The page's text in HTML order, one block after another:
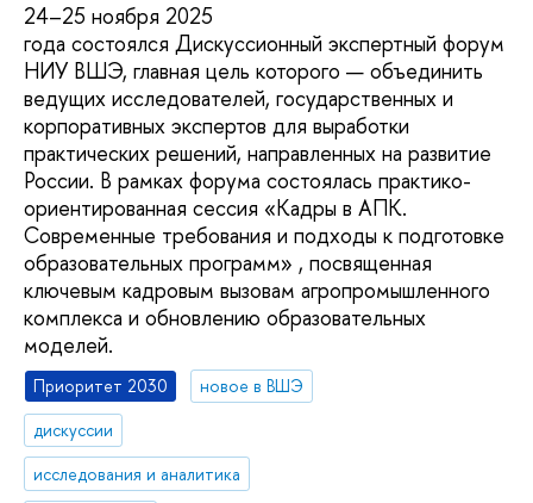
24–25 ноября 2025
года состоялся Дискуссионный экспертный форум
НИУ ВШЭ, главная цель которого — объединить
ведущих исследователей, государственных и
корпоративных экспертов для выработки
практических решений, направленных на развитие
России. В рамках форума состоялась практико-
ориентированная сессия «Кадры в АПК.
Современные требования и подходы к подготовке
образовательных программ» , посвященная
ключевым кадровым вызовам агропромышленного
комплекса и обновлению образовательных
моделей.
Приоритет 2030
новое в ВШЭ
дискуссии
исследования и аналитика